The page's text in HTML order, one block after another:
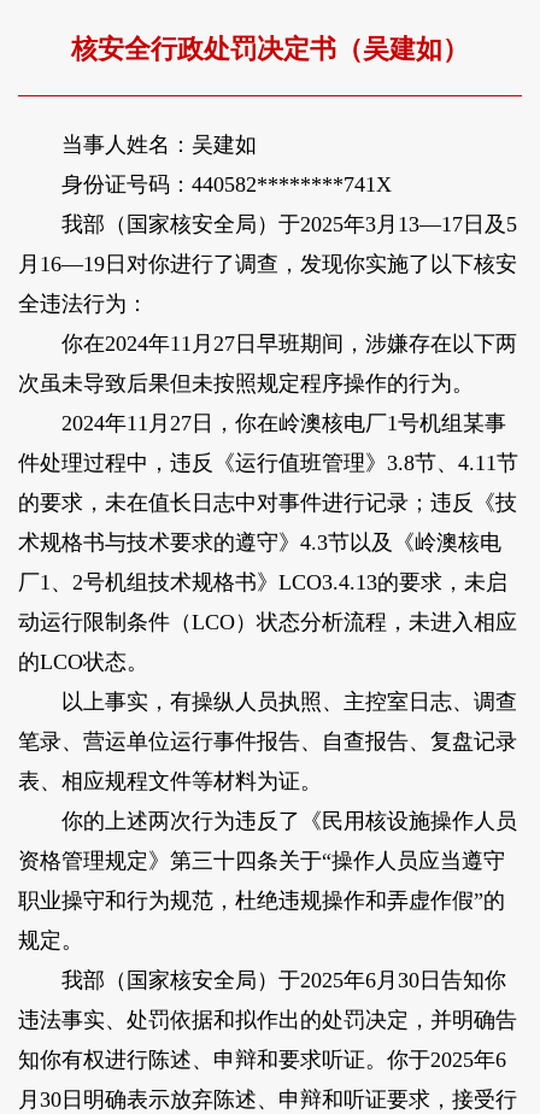
核安全行政处罚决定书（吴建如）
当事人姓名：吴建如
身份证号码：440582********741X
我部（国家核安全局）于2025年3月13—17日及5
月16—19日对你进行了调查，发现你实施了以下核安
全违法行为：
你在2024年11月27日早班期间，涉嫌存在以下两
次虽未导致后果但未按照规定程序操作的行为。
2024年11月27日，你在岭澳核电厂1号机组某事
件处理过程中，违反《运行值班管理》3.8节、4.11节
的要求，未在值长日志中对事件进行记录；违反《技
术规格书与技术要求的遵守》4.3节以及《岭澳核电
厂1、2号机组技术规格书》LCO3.4.13的要求，未启
动运行限制条件（LCO）状态分析流程，未进入相应
的LCO状态。
以上事实，有操纵人员执照、主控室日志、调查
笔录、营运单位运行事件报告、自查报告、复盘记录
表、相应规程文件等材料为证。
你的上述两次行为违反了《民用核设施操作人员
资格管理规定》第三十四条关于“操作人员应当遵守
职业操守和行为规范，杜绝违规操作和弄虚作假”的
规定。
我部（国家核安全局）于2025年6月30日告知你
违法事实、处罚依据和拟作出的处罚决定，并明确告
知你有权进行陈述、申辩和要求听证。你于2025年6
月30日明确表示放弃陈述、申辩和听证要求，接受行